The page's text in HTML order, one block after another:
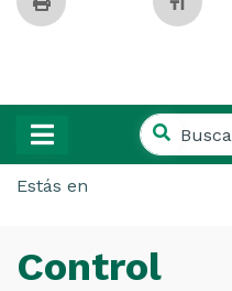
Buscar
en
Buscar
Estás en
Control